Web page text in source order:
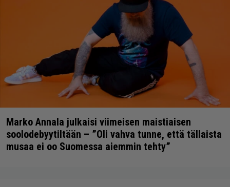
Marko Annala julkaisi viimeisen maistiaisen
soolodebyytiltään – ”Oli vahva tunne, että tällaista
musaa ei oo Suomessa aiemmin tehty”